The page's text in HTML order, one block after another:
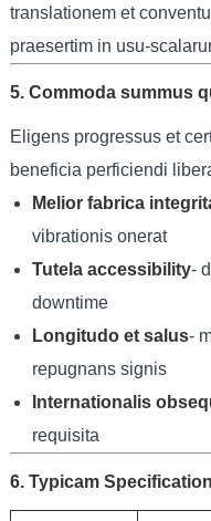
translationem et
praesertim in usu-
5. Commoda summus
Eligens progressus et
beneficia perficiendi
Melior fabrica
vibrationis onerat
Tutela accessibility-
downtime
Longitudo et salus-
repugnans signis
Internationalis
requisita
6. Typicam